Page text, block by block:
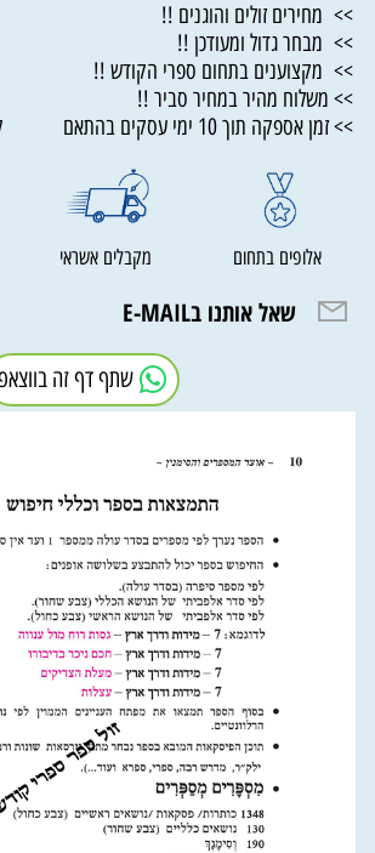
>> מחירים זולים והוגנים !!
>> מבחר גדול ומעודכן !!
>> מקצוענים בתחום ספרי הקודש !!
>> משלוח מהיר במחיר סביר !!
>> זמן אספקה תוך 10 ימי עסקים בהתאם לתקנון החנות
אלופים בתחום מקבלים אשראי
שאל אותנו בE-MAIL
שתף דף זה בווצאפ